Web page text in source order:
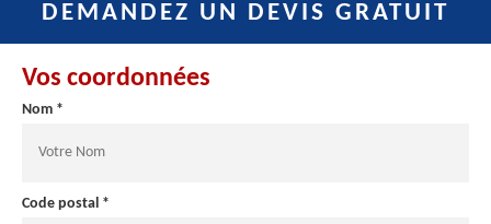
DEMANDEZ UN DEVIS GRATUIT
Vos coordonnées
Nom *
Code postal *